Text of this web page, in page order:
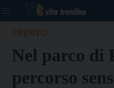
Nel parco di
percorso